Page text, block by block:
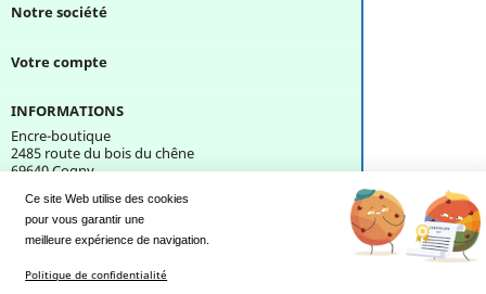
Ce site Web utilise des cookies
pour vous garantir une
meilleure expérience de navigation.
Politique de confidentialité
Une question ?
Notre société
Votre compte
INFORMATIONS
Encre-boutique
2485 route du bois du chêne
69640 Cogny